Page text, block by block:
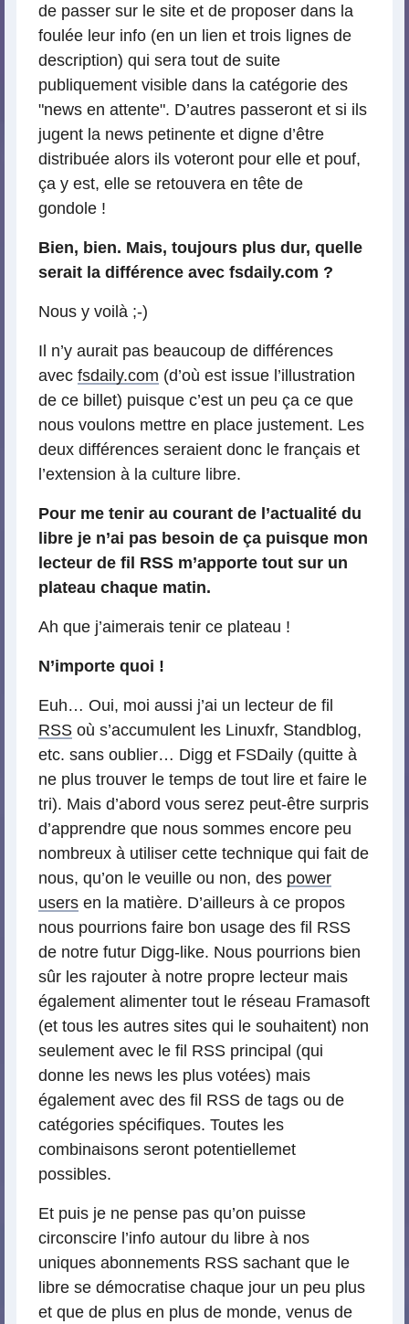
de passer sur le site et de proposer dans la
foulée leur info (en un lien et trois lignes de
description) qui sera tout de suite
publiquement visible dans la catégorie des
"news en attente". D’autres passeront et si ils
jugent la news petinente et digne d’être
distribuée alors ils voteront pour elle et pouf,
ça y est, elle se retouvera en tête de
gondole !
Bien, bien. Mais, toujours plus dur, quelle
serait la différence avec fsdaily.com ?
Nous y voilà ;-)
Il n’y aurait pas beaucoup de différences
avec fsdaily.com (d’où est issue l’illustration
de ce billet) puisque c’est un peu ça ce que
nous voulons mettre en place justement. Les
deux différences seraient donc le français et
l’extension à la culture libre.
Pour me tenir au courant de l’actualité du
libre je n’ai pas besoin de ça puisque mon
lecteur de fil RSS m’apporte tout sur un
plateau chaque matin.
Ah que j’aimerais tenir ce plateau !
N’importe quoi !
Euh… Oui, moi aussi j’ai un lecteur de fil
RSS où s’accumulent les Linuxfr, Standblog,
etc. sans oublier… Digg et FSDaily (quitte à
ne plus trouver le temps de tout lire et faire le
tri). Mais d’abord vous serez peut-être surpris
d’apprendre que nous sommes encore peu
nombreux à utiliser cette technique qui fait de
nous, qu’on le veuille ou non, des power
users en la matière. D’ailleurs à ce propos
nous pourrions faire bon usage des fil RSS
de notre futur Digg-like. Nous pourrions bien
sûr les rajouter à notre propre lecteur mais
également alimenter tout le réseau Framasoft
(et tous les autres sites qui le souhaitent) non
seulement avec le fil RSS principal (qui
donne les news les plus votées) mais
également avec des fil RSS de tags ou de
catégories spécifiques. Toutes les
combinaisons seront potentiellemet
possibles.
Et puis je ne pense pas qu’on puisse
circonscire l’info autour du libre à nos
uniques abonnements RSS sachant que le
libre se démocratise chaque jour un peu plus
et que de plus en plus de monde, venus de